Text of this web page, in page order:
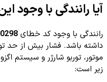
آیا رانندگی با
رانندگی با وجود کد خطای
داشته باشد. فشار بیش از حد
موتور، توربو شارژر و سیستم
زیر است: